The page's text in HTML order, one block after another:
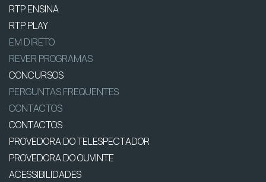
RTP ENSINA
RTP PLAY
EM DIRETO
REVER PROGRAMAS
CONCURSOS
PERGUNTAS FREQUENTES
CONTACTOS
CONTACTOS
PROVEDORA DO TELESPECTADOR
PROVEDORA DO OUVINTE
ACESSIBILIDADES